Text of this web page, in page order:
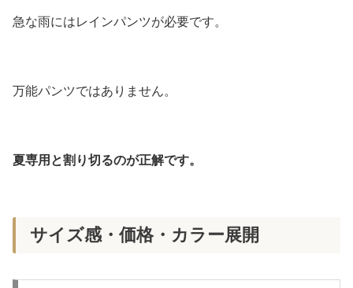
急な雨にはレインパンツが必要です。
万能パンツではありません。
夏専用と割り切るのが正解です。
サイズ感・価格・カラー展開